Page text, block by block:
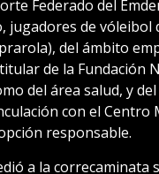
Federado del
jugadores de vóleibol
del ámbito
de la Fundación
del área salud, y
con el Centro
responsable.
a la correcaminata